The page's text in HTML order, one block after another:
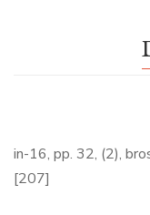
in-16, pp. 32, (2),
[207]